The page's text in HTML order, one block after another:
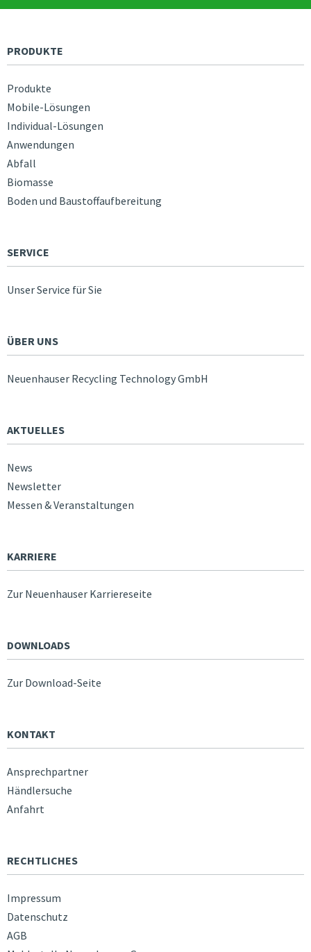
PRODUKTE
Produkte
Mobile-Lösungen
Individual-Lösungen
Anwendungen
Abfall
Biomasse
Boden und Baustoffaufbereitung
SERVICE
Unser Service für Sie
ÜBER UNS
Neuenhauser Recycling Technology GmbH
AKTUELLES
News
Newsletter
Messen & Veranstaltungen
KARRIERE
Zur Neuenhauser Karriereseite
DOWNLOADS
Zur Download-Seite
KONTAKT
Ansprechpartner
Händlersuche
Anfahrt
RECHTLICHES
Impressum
Datenschutz
AGB